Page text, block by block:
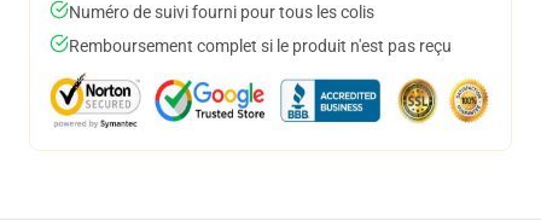
Numéro de suivi fourni pour tous les colis
Remboursement complet si le produit n'est pas reçu